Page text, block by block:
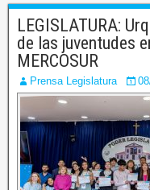
LEGISLATURA:
de las juventudes
MERCOSUR
Prensa Legislatura